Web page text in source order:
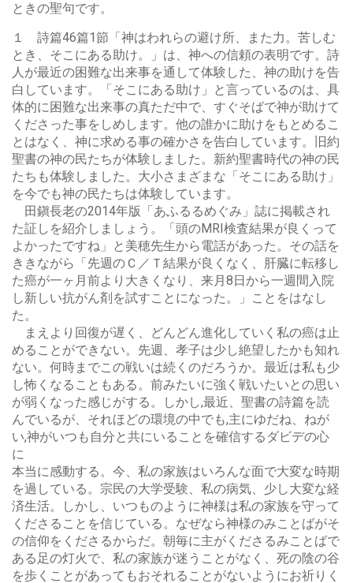
ときの聖句です。
１ 詩篇46篇1節「神はわれらの避け所、また力。苦しむ
とき、そこにある助け。」は、神への信頼の表明です。詩
人が最近の困難な出来事を通して体験した、神の助けを告
白しています。「そこにある助け」と言っているのは、具
体的に困難な出来事の真ただ中で、すぐそばで神が助けて
くださった事をしめします。他の誰かに助けをもとめるこ
とはなく、神に求める事の確かさを告白しています。旧約
聖書の神の民たちが体験しました。新約聖書時代の神の民
たちも体験しました。大小さまざまな「そこにある助け」
を今でも神の民たちは体験しています。
田鎭長老の2014年版「あふるるめぐみ」誌に掲載され
た証しを紹介しましょう。「頭のMRI検査結果が良くって
よかったですね」と美穂先生から電話があった。その話を
ききながら「先週のＣ／Ｔ結果が良くなく、肝臓に転移し
た癌が一ヶ月前より大きくなり、来月8日から一週間入院
し新しい抗がん剤を試すことになった。」ことをはなし
た。
まえより回復が遅く、どんどん進化していく私の癌は止
めることができない。先週、孝子は少し絶望したかも知れ
ない。何時までこの戦いは続くのだろうか。最近は私も少
し怖くなることもある。前みたいに強く戦いたいとの思い
が弱くなった感じがする。しかし,最近、聖書の詩篇を読
んでいるが、それほどの環境の中でも,主にゆだね、ねが
い,神がいつも自分と共にいることを確信するダビデの心
に
本当に感動する。今、私の家族はいろんな面で大変な時期
を過している。宗民の大学受験、私の病気、少し大変な経
済生活。しかし、いつものように神様は私の家族を守って
くださることを信じている。なぜなら神様のみことばがそ
の信仰をくださるからだ。朝毎に主がくださるみことばで
ある足の灯火で、私の家族が迷うことがなく、死の陰の谷
を歩くことがあってもおそれることがないようにお祈りく